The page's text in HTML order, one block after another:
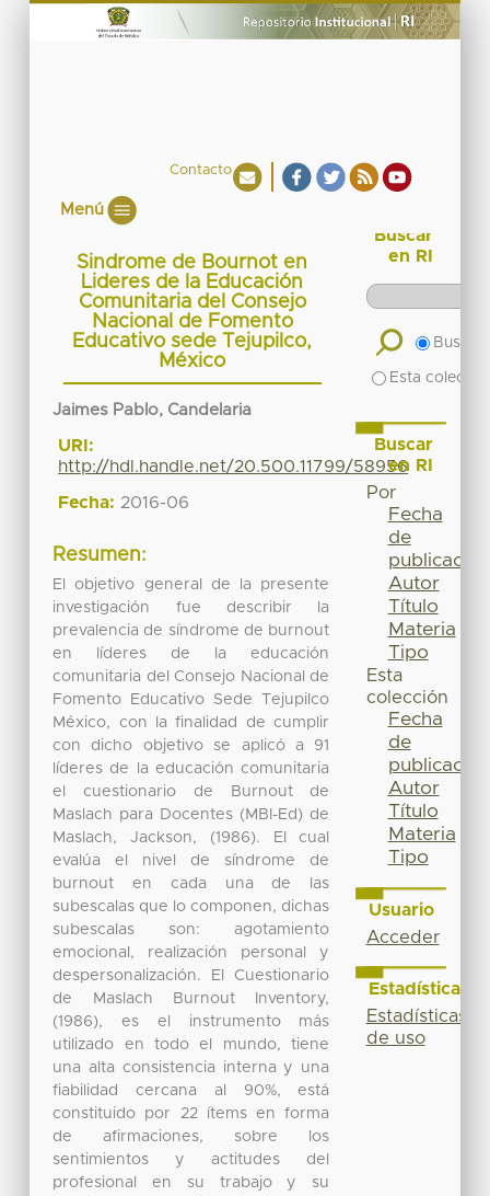
Contacto
Menú
Sindrome de Bournot en
Lideres de la Educación
Comunitaria del Consejo
Nacional de Fomento
Educativo sede Tejupilco,
México
Jaimes Pablo, Candelaria
URI:
http://hdl.handle.net/20.500.11799/58956
Fecha: 2016-06
Resumen:
El objetivo general de la presente
investigación fue describir la
prevalencia de síndrome de burnout
en líderes de la educación
comunitaria del Consejo Nacional de
Fomento Educativo Sede Tejupilco
México, con la finalidad de cumplir
con dicho objetivo se aplicó a 91
líderes de la educación comunitaria
el cuestionario de Burnout de
Maslach para Docentes (MBI-Ed) de
Maslach, Jackson, (1986). El cual
evalúa el nivel de síndrome de
burnout en cada una de las
subescalas que lo componen, dichas
subescalas son: agotamiento
emocional, realización personal y
despersonalización. El Cuestionario
de Maslach Burnout Inventory,
(1986), es el instrumento más
utilizado en todo el mundo, tiene
una alta consistencia interna y una
fiabilidad cercana al 90%, está
constituido por 22 ítems en forma
de afirmaciones, sobre los
sentimientos y actitudes del
profesional en su trabajo y su
Buscar
en RI
Buscar
Esta
Buscar
en RI
Por
Fecha
de
publicación
Autor
Título
Materia
Tipo
Esta
colección
Fecha
de
publicación
Autor
Título
Materia
Tipo
Usuario
Acceder
Estadísticas
Estadísticas
de uso